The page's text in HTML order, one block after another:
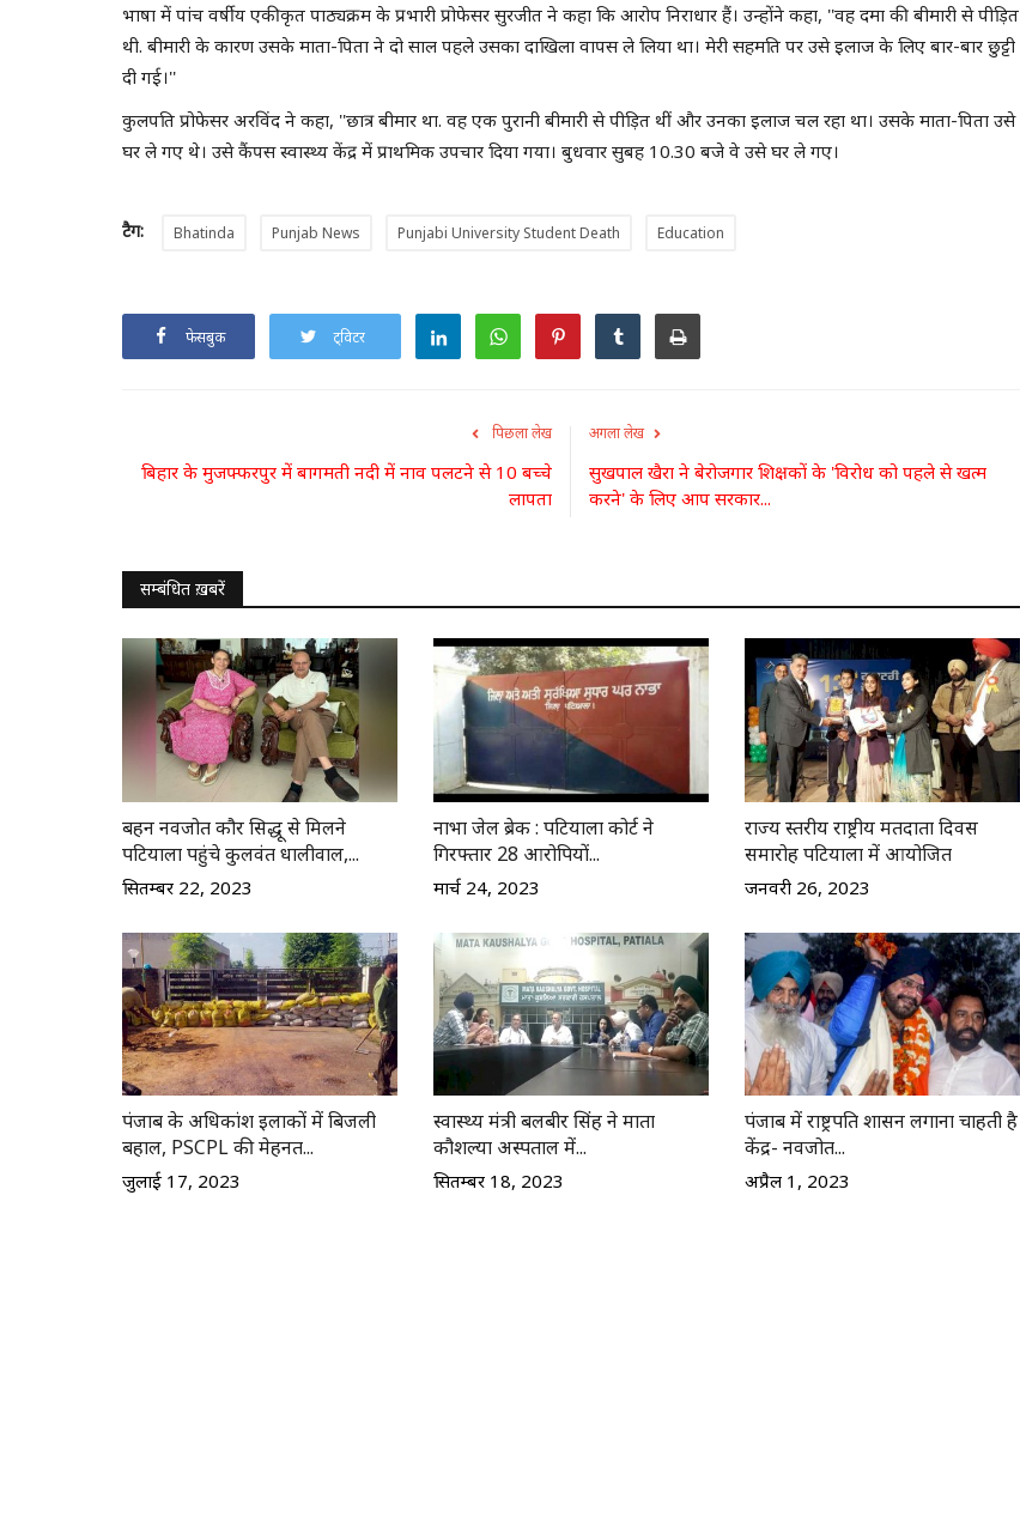
भाषा में पांच वर्षीय एकीकृत पाठ्यक्रम के प्रभारी प्रोफेसर सुरजीत ने कहा कि आरोप निराधार हैं। उन्होंने कहा, ''वह दमा की बीमारी से पीड़ित
थी. बीमारी के कारण उसके माता-पिता ने दो साल पहले उसका दाखिला वापस ले लिया था। मेरी सहमति पर उसे इलाज के लिए बार-बार छुट्टी
दी गई।''
कुलपति प्रोफेसर अरविंद ने कहा, ''छात्र बीमार था. वह एक पुरानी बीमारी से पीड़ित थीं और उनका इलाज चल रहा था। उसके माता-पिता उसे
घर ले गए थे। उसे कैंपस स्वास्थ्य केंद्र में प्राथमिक उपचार दिया गया। बुधवार सुबह 10.30 बजे वे उसे घर ले गए।
टैग: Bhatinda Punjab News Punjabi University Student Death Education
फेसबुक ट्विटर
पिछला लेख
बिहार के मुजफ्फरपुर में बागमती नदी में नाव पलटने से 10 बच्चे
लापता
अगला लेख
सुखपाल खैरा ने बेरोजगार शिक्षकों के 'विरोध को पहले से खत्म
करने' के लिए आप सरकार...
सम्बंधित ख़बरें
बहन नवजोत कौर सिद्धू से मिलने
पटियाला पहुंचे कुलवंत धालीवाल,...
सितम्बर 22, 2023
नाभा जेल ब्रेक : पटियाला कोर्ट ने
गिरफ्तार 28 आरोपियों...
मार्च 24, 2023
राज्य स्तरीय राष्ट्रीय मतदाता दिवस
समारोह पटियाला में आयोजित
जनवरी 26, 2023
पंजाब के अधिकांश इलाकों में बिजली
बहाल, PSCPL की मेहनत...
जुलाई 17, 2023
स्वास्थ्य मंत्री बलबीर सिंह ने माता
कौशल्या अस्पताल में...
सितम्बर 18, 2023
पंजाब में राष्ट्रपति शासन लगाना चाहती है
केंद्र- नवजोत...
अप्रैल 1, 2023